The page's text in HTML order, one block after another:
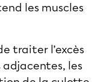
les muscles
traiter l’excès
adjacentes, les